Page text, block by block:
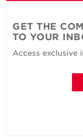
GET THE
TO YOUR
Access